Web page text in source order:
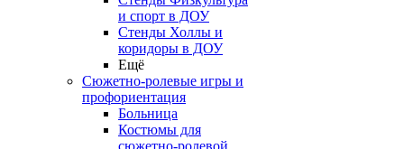
и спорт в ДОУ
Стенды Холлы и
коридоры в ДОУ
Ещё
Сюжетно-ролевые игры и
профориентация
Больница
Костюмы для
сюжетно-ролевой